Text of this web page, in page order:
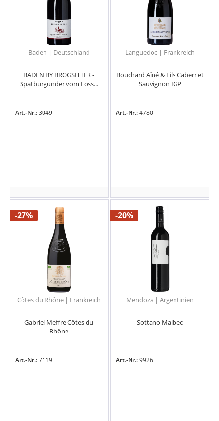
Baden | Deutschland
BADEN BY BROGSITTER -
Spätburgunder vom Löss...
Art.-Nr.:3049
Languedoc | Frankreich
Bouchard Aîné & Fils Cabernet
Sauvignon IGP
Art.-Nr.:4780
-27%
Côtes du Rhône | Frankreich
Gabriel Meffre Côtes du
Rhône
Art.-Nr.:7119
-20%
Mendoza | Argentinien
Sottano Malbec
Art.-Nr.:9926